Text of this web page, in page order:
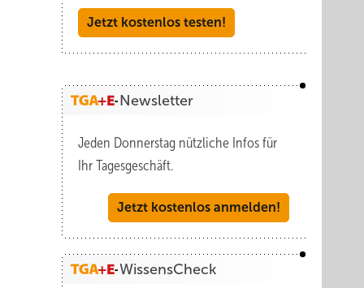
Jetzt kostenlos testen!
Newsletter
Jeden Donnerstag nützliche Infos für
Ihr Tagesgeschäft.
Jetzt kostenlos anmelden!
WissensCheck